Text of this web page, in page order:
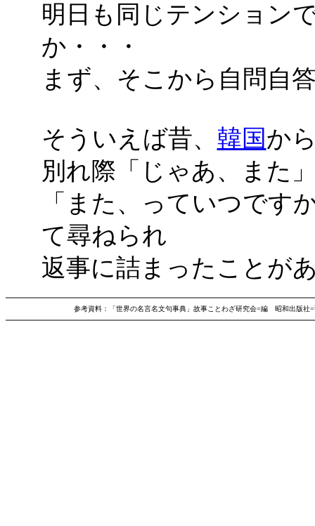
明日も同じテンション
か・・・
まず、そこから自問自
そういえば昔、 韓国か
別れ際「じゃあ、また
「また、っていつです
て尋ねられ
返事に詰まったことが
参考資料：「世界の名言名文句事典」故事ことわざ研究会=編 昭和出版